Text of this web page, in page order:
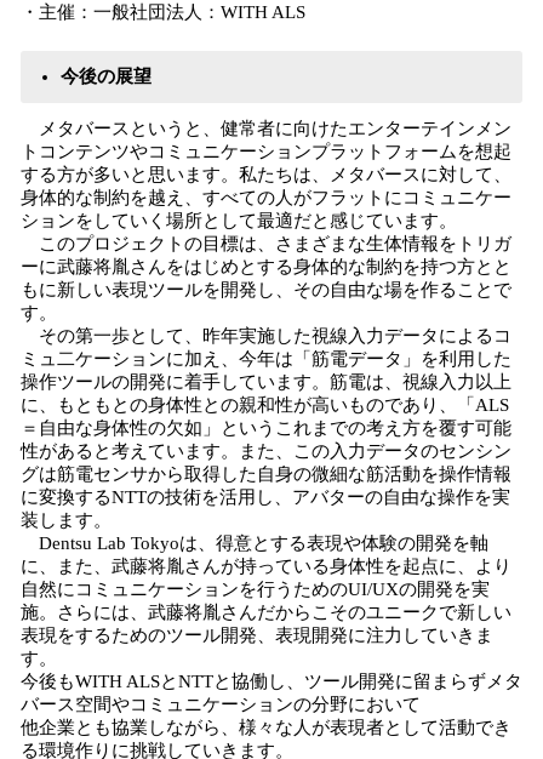
・主催：一般社団法人：WITH ALS
今後の展望
メタバースというと、健常者に向けたエンターテインメン
トコンテンツやコミュニケーションプラットフォームを想起
する方が多いと思います。私たちは、メタバースに対して、
身体的な制約を越え、すべての人がフラットにコミュニケー
ションをしていく場所として最適だと感じています。
このプロジェクトの目標は、さまざまな生体情報をトリガ
ーに武藤将胤さんをはじめとする身体的な制約を持つ方とと
もに新しい表現ツールを開発し、その自由な場を作ることで
す。
その第一歩として、昨年実施した視線入力データによるコ
ミュ二ケーションに加え、今年は「筋電データ」を利用した
操作ツールの開発に着手しています。筋電は、視線入力以上
に、もともとの身体性との親和性が高いものであり、「ALS
＝自由な身体性の欠如」というこれまでの考え方を覆す可能
性があると考えています。また、この入力データのセンシン
グは筋電センサから取得した自身の微細な筋活動を操作情報
に変換するNTTの技術を活用し、アバターの自由な操作を実
装します。
Dentsu Lab Tokyoは、得意とする表現や体験の開発を軸
に、また、武藤将胤さんが持っている身体性を起点に、より
自然にコミュニケーションを行うためのUI/UXの開発を実
施。さらには、武藤将胤さんだからこそのユニークで新しい
表現をするためのツール開発、表現開発に注力していきま
す。
今後もWITH ALSとNTTと協働し、ツール開発に留まらずメタ
バース空間やコミュニケーションの分野において
他企業とも協業しながら、様々な人が表現者として活動でき
る環境作りに挑戦していきます。